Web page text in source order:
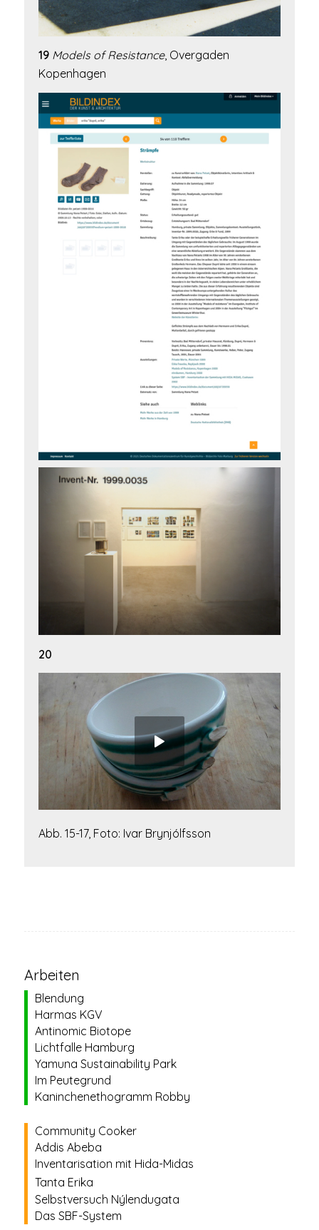
19 Models of Resistance, Overgaden
Kopenhagen
20
Abb. 15-17, Foto: Ivar Brynjólfsson
Arbeiten
Blendung
Harmas KGV
Antinomic Biotope
Lichtfalle Hamburg
Yamuna Sustainability Park
Im Peutegrund
Kaninchenethogramm Robby
Community Cooker
Addis Abeba
Inventarisation mit Hida-Midas
Tanta Erika
Selbstversuch Nýlendugata
Das SBF-System